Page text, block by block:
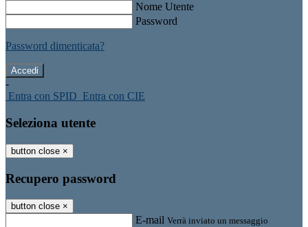
Nome Utente
Password
Password dimenticata?
-
Entra con SPID Entra con CIE
Seleziona utente
button close ×
Recupero password
button close ×
E-mail Verrà inviato un messaggio